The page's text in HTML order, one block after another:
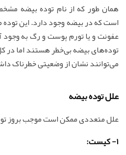
همان طور که از نام توده بیضه
است که در بیضه وجود دارد. این
عفونت و یا تورم پوست و رگ به وجود
توده‌های بیضه بی‌خطر هستند اما در
می‌توانند نشان از وضعیتی خطرناک
علل توده بیضه
علل متعددی ممکن است موجب بروز
1- کیست: